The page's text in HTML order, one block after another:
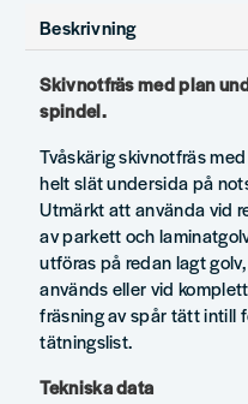
Beskrivning
Skivnotfräs med plan
spindel.
Tvåskärig skivnotfräs
helt slät undersida på
Utmärkt att använda vid
av parkett och
utföras på redan lagt
används eller vid
fräsning av spår tätt intill
tätningslist.
Tekniska data